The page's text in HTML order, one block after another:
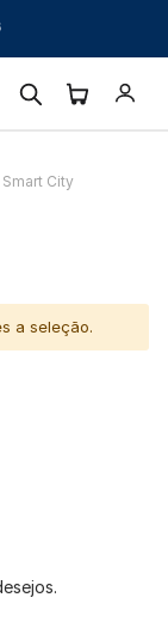
Smart City
a seleção.
a conversa.